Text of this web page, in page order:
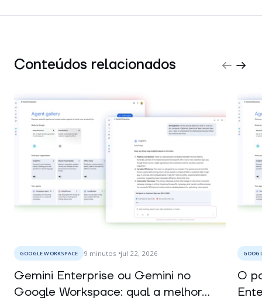
Conteúdos relacionados
GOOGLE WORKSPACE 9 minutos jul 22, 2026
Gemini Enterprise ou Gemini no
Google Workspace: qual a melhor...
O